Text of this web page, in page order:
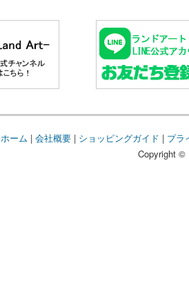
ホーム | 会社概要| ショッピングガイド | プラ
Copyright ©